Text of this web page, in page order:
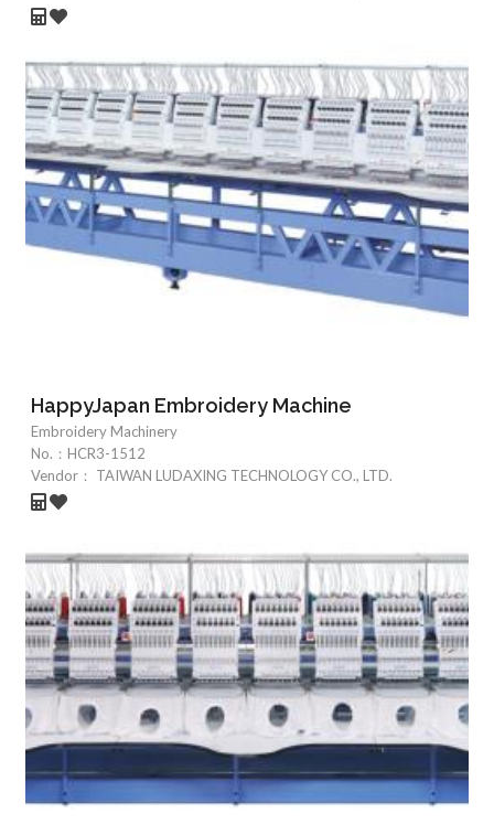
HappyJapan Embroidery Machine
Embroidery Machinery
No.： HCR3-1512
Vendor：
TAIWAN LUDAXING TECHNOLOGY CO., LTD.